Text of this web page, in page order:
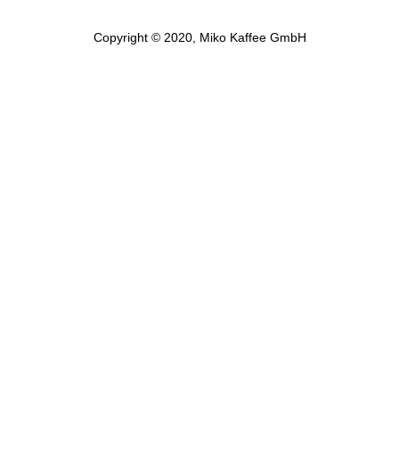
Copyright © 2020, Miko Kaffee GmbH